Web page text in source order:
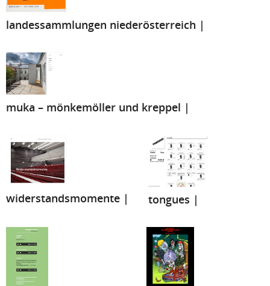
landessammlungen niederösterreich |
muka – mönkemöller und kreppel |
widerstandsmomente | tongues |